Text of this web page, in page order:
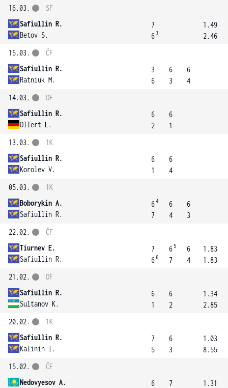
16.03.
Safiullin R.
Betov S.
SF
7
6 3
1.49
2.46
15.03.
Safiullin R.
Ratniuk M.
ČF
3
6
6
3
6
4
14.03.
Safiullin R.
Ollert L.
OF
6
2
6
1
13.03.
Safiullin R.
Korolev V.
1K
6
1
6
4
05.03.
Boborykin A.
Safiullin R.
1K
64
7
6
4
6
3
22.02.
Tiurnev E.
Safiullin R.
ČF
7
66
6 5
7
6
4
1.83
1.83
21.02.
Safiullin R.
Sultanov K.
OF
6
1
6
2
1.34
2.85
20.02.
Safiullin R.
Kalinin I.
1K
7
5
6
3
1.03
8.55
15.02.
Nedovyesov A.
ČF
6
7
1.31